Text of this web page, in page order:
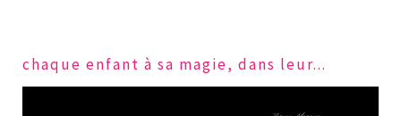
chaque enfant à sa magie, dans leur...